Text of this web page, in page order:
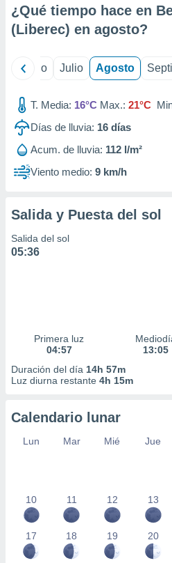
¿Qué tiempo hace en
(Liberec) en agosto?
Junio Julio Agosto
T. Media: 16°C Max.: 21°C
Días de lluvia: 16 días
Acum. de lluvia: 112 l/m²
Viento medio: 9 km/h
Salida y Puesta del sol
Salida del sol
05:36
Primera luz
04:57
13:05
Duración del día 14h 57m
Luz diurna restante 4h 15m
Calendario lunar
Lun Mar Mié Jue
10 11 12 13
17 18 19 20